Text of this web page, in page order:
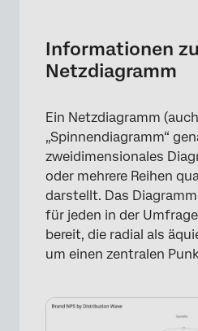
Interpretation
Datenanforderungen
Diagramme mit mehreren
Netzdiagramme mit
aufschlüsseln
Widget
FAQs
Informationen
Netzdiagramm
Ein Netzdiagramm (auch
„Spinnendiagramm“
zweidimensionales
oder mehrere Reihen
darstellt. Das
für jeden in der
bereit, die radial als
um einen zentralen